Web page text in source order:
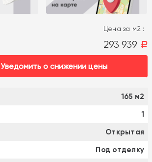
Цена за м2 :
293 939 a
Уведомить о снижении цены
165 м2
1
Открытая
Под отделку